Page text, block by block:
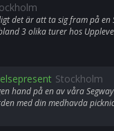
det är att ta sig fram på en
3 olika turer hos
Stockholm
hand på en av våra
med din medhavda